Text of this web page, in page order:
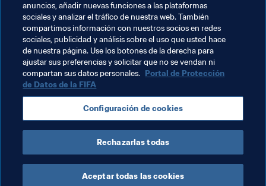
Este artículo forma parte de nuestra nueva serie “Las
mujeres en el fútbol”, en la que ofrecemos distintas
miradas entre bastidores. La semana que viene nos
centraremos en la beninesa Tempa Rosalie N’Dah.
Temas relacionados
Arbitraje Sweden
anuncios, añadir nuevas funciones a las plataformas
sociales y analizar el tráfico de nuestra web. También
compartimos información con nuestros socios en redes
sociales, publicidad y análisis sobre el uso que usted hace
de nuestra página. Use los botones de la derecha para
ajustar sus preferencias y solicitar que no se vendan ni
compartan sus datos personales. Portal de Protección
de Datos de la FIFA
Configuración de cookies
Rechazarlas todas
Aceptar todas las cookies